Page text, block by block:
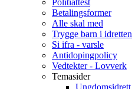
Politiattest
Betalingsformer
Alle skal med
Trygge barn i idretten
Si ifra - varsle
Antidopingpolicy
Vedtekter - Lovverk
Temasider
Ungdomsidrett